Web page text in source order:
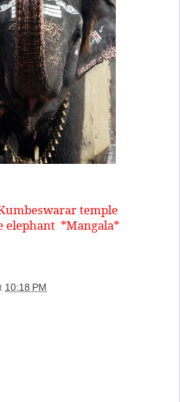
temple
elephant *Mangala*
10:18 PM